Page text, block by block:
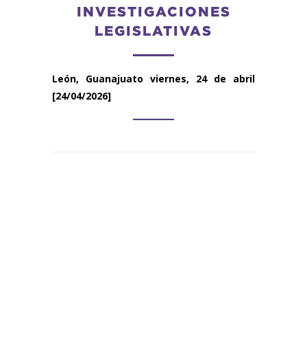
INVESTIGACIONES
LEGISLATIVAS
León, Guanajuato viernes, 24 de abril
[24/04/2026]